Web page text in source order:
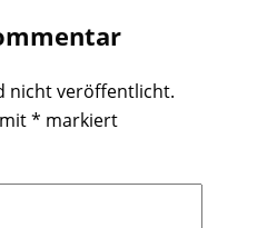
nicht veröffentlicht.
* markiert